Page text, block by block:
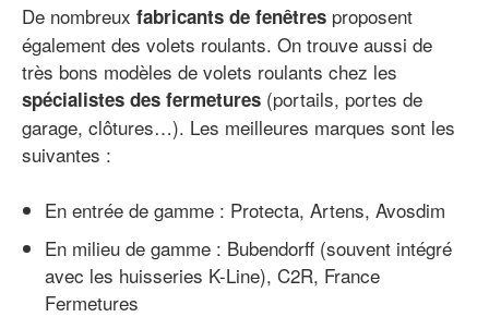
De nombreux fabricants de fenêtres proposent
également des volets roulants. On trouve aussi de
très bons modèles de volets roulants chez les
spécialistes des fermetures (portails, portes de
garage, clôtures…). Les meilleures marques sont les
suivantes :
En entrée de gamme : Protecta, Artens, Avosdim
En milieu de gamme : Bubendorff (souvent intégré
avec les huisseries K-Line), C2R, France
Fermetures